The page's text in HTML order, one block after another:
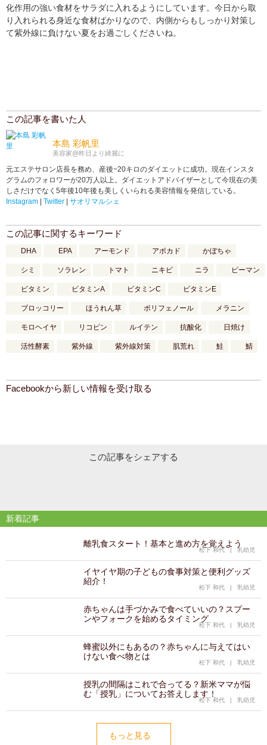
化作用の強い食材をサラダに入れるようにしています。今日から取
り入れられる身近な食材ばかりなので、内側からもしっかり対策し
て紫外線に負けない夏をお過ごしくださいね。
この記事を書いた人
本島 彩帆里
美容家@昨日より綺麗に
元エステサロン店長を務め、産後−20キロのダイエットに成功。現在インスタ
グラムのフォロワーが20万人以上。ダイエットアドバイザーとして今現在の美
しさだけでなく5年後10年後も美しくいられる美容情報を発信している。
Instagram
Twitter サオリマルシェ
この記事に関するキーワード
DHA EPA アーモンド アボカド かぼちゃ
シミ ソラレン トマト ニキビ ニラ ピーマン
ビタミン ビタミンA ビタミンC ビタミンE
ブロッコリー ほうれん草 ポリフェノール メラニン
モロヘイヤ リコピン ルイテン 抗酸化 日焼け
活性酵素 紫外線 紫外線対策 肌荒れ 鮭 鯖
Facebookから新しい情報を受け取る
この記事をシェアする
新着記事
離乳食スタート！基本と進め方を覚えよう
松下 和代 | 乳幼児
イヤイヤ期の子どもの食事対策と便利グッズ
紹介！
松下 和代 | 乳幼児
赤ちゃんは手づかみで食べていいの？スプー
ンやフォークを始めるタイミング
松下 和代 | 乳幼児
蜂蜜以外にもあるの？赤ちゃんに与えてはい
けない食べ物とは
松下 和代 | 乳幼児
授乳の間隔はこれで合ってる？新米ママが悩
む「授乳」についてお答えします！
松下 和代 | 乳幼児
もっと見る